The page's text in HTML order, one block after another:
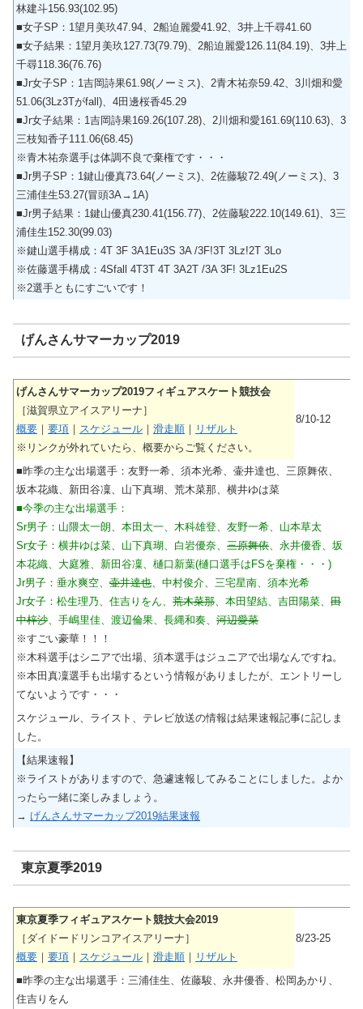
林建斗156.93(102.95)
■女子SP：1望月美玖47.94、2船迫麗愛41.92、3井上千尋41.60
■女子結果：1望月美玖127.73(79.79)、2船迫麗愛126.11(84.19)、3井上
千尋118.36(76.76)
■Jr女子SP：1吉岡詩果61.98(ノーミス)、2青木祐奈59.42、3川畑和愛
51.06(3Lz3Tがfall)、4田邊桜香45.29
■Jr女子結果：1吉岡詩果169.26(107.28)、2川畑和愛161.69(110.63)、3
三枝知香子111.06(68.45)
※青木祐奈選手は体調不良で棄権です・・・
■Jr男子SP：1鍵山優真73.64(ノーミス)、2佐藤駿72.49(ノーミス)、3
三浦佳生53.27(冒頭3A→1A)
■Jr男子結果：1鍵山優真230.41(156.77)、2佐藤駿222.10(149.61)、3三
浦佳生152.30(99.03)
※鍵山選手構成：4T 3F 3A1Eu3S 3A /3F!3T 3Lz!2T 3Lo
※佐藤選手構成：4Sfall 4T3T 4T 3A2T /3A 3F! 3Lz1Eu2S
※2選手ともにすごいです！
げんさんサマーカップ2019
げんさんサマーカップ2019フィギュアスケート競技会
［滋賀県立アイスアリーナ］
概要 ｜ 要項 ｜ スケジュール ｜ 滑走順 ｜ リザルト
※リンクが外れていたら、概要からご覧ください。
8/10-12
■昨季の主な出場選手：友野一希、須本光希、壷井達也、三原舞依、
坂本花織、新田谷凜、山下真瑚、荒木菜那、横井ゆは菜
■今季の主な出場選手：
Sr男子：山隈太一朗、本田太一、木科雄登、友野一希、山本草太
Sr女子：横井ゆは菜、山下真瑚、白岩優奈、 三原舞依 、永井優香、坂
本花織、大庭雅、新田谷凜、樋口新葉(樋口選手はFSを棄権・・・)
Jr男子：垂水爽空、 壷井達也 、中村俊介、三宅星南、須本光希
Jr女子：松生理乃、住吉りをん、 荒木菜那 、本田望結、吉田陽菜、 田
中梓沙 、手嶋里佳、渡辺倫果、長縄和奏、 河辺愛菜
※すごい豪華！！！
※木科選手はシニアで出場、須本選手はジュニアで出場なんですね。
※本田真凜選手も出場するという情報がありましたが、エントリーし
てないようです・・・
スケジュール、ライスト、テレビ放送の情報は結果速報記事に記しま
した。
【結果速報】
※ライストがありますので、急遽速報してみることにしました。よか
ったら一緒に楽しみましょう。
→ げんさんサマーカップ2019結果速報
東京夏季2019
東京夏季フィギュアスケート競技大会2019
［ダイドードリンコアイスアリーナ］
概要 ｜ 要項 ｜ スケジュール ｜ 滑走順 ｜ リザルト
8/23-25
■昨季の主な出場選手：三浦佳生、佐藤駿、永井優香、松岡あかり、
住吉りをん